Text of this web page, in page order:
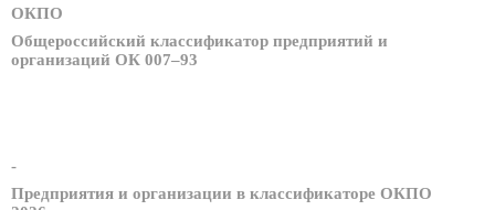
ОКПО
Общероссийский классификатор предприятий и
организаций ОК 007–93
-
Предприятия и организации в классификаторе ОКПО